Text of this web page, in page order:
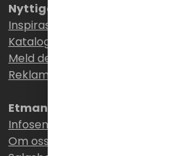
Nyttige linker
Inspirasjon
Kataloger/brosjyrer
Meld deg på vårt nyhetsbrev!
Reklamasjon/garanti
Etman Distribusjon AS
Infosenter
Om oss